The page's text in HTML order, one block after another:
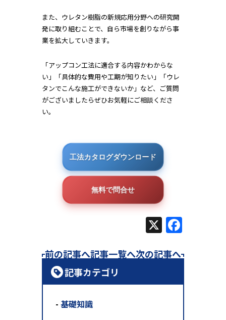
また、ウレタン樹脂の新規応用分野への研究開
発に取り組むことで、自ら市場を創りながら事
業を拡大していきます。
「アップコン工法に適合する内容かわからな
い」「具体的な費用や工期が知りたい」「ウレ
タンでこんな施工ができないか」など、ご質問
がございましたらぜひお気軽にご相談くださ
い。
工法カタログダウンロード
無料で問合せ
X
前の記事へ記事一覧へ次の記事へ
記事カテゴリ
基礎知識